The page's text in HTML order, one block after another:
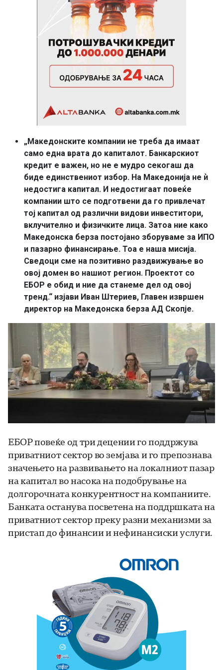
„Македонските компании не треба да имаат
само една врата до капиталот. Банкарскиот
кредит е важен, но не е мудро секогаш да
биде единствениот избор. На Македонија не ѝ
недостига капитал. И недостигаат повеќе
компании што се подготвени да го привлечат
тој капитал од различни видови инвеститори,
вклучително и физичките лица. Затоа ние како
Македонска берза постојано зборуваме за ИПО
и пазарно финансирање. Тоа е наша мисија.
Сведоци сме на позитивно раздвижување во
овој домен во нашиот регион. Проектот со
ЕБОР е обид и ние да станеме дел од овој
тренд.“ изјави Иван Штериев, Главен извршен
директор на Македонска берза АД Скопје.
ЕБОР повеќе од три децении го поддржува
приватниот сектор во земјава и го препознава
значењето на развивањето на локалниот пазар
на капитал во насока на подобрување на
долгорочната конкурентност на компаниите.
Банката останува посветена на поддршката на
приватниот сектор преку разни механизми за
пристап до финансии и нефинансиски услуги.